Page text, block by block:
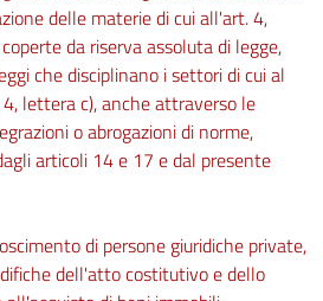
delle materie di cui all'art. 4,
da riserva assoluta di legge,
che disciplinano i settori di cui al
lettera c), anche attraverso le
o abrogazioni di norme,
articoli 14 e 17 e dal presente
di persone giuridiche private,
dell'atto costitutivo e dello